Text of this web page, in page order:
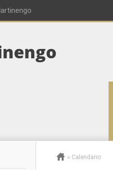
» Calendario